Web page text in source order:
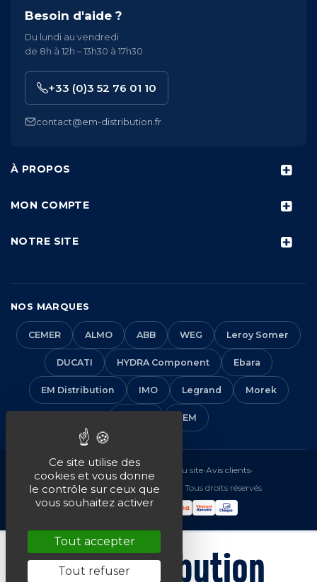
À PROPOS
MON COMPTE
NOTRE SITE
Besoin d'aide ?
Du lundi au vendredi
de 8h à 12h – 13h30 à 17h30
+33 (0)3 52 76 01 10
contact@em-distribution.fr
NOS MARQUES
CEMER ALMO ABB WEG Leroy Somer
DUCATI HYDRA Component Ebara
EM Distribution IMO Legrand Morek
VEM
Mentions légales•CGV Plan du site•Avis clients•
© 2016-2026 EM Distribution - Tous droits réservés
Ce site utilise des
cookies et vous donne
le contrôle sur ceux que
vous souhaitez activer
Tout accepter
Tout refuser